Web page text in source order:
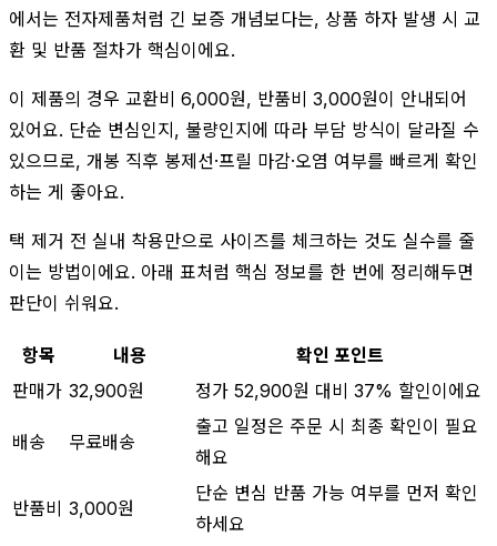
에서는 전자제품처럼 긴 보증 개념보다는, 상품 하자 발생 시 교
환 및 반품 절차가 핵심이에요.
이 제품의 경우 교환비 6,000원, 반품비 3,000원이 안내되어
있어요. 단순 변심인지, 불량인지에 따라 부담 방식이 달라질 수
있으므로, 개봉 직후 봉제선·프릴 마감·오염 여부를 빠르게 확인
하는 게 좋아요.
택 제거 전 실내 착용만으로 사이즈를 체크하는 것도 실수를 줄
이는 방법이에요. 아래 표처럼 핵심 정보를 한 번에 정리해두면
판단이 쉬워요.
항목 내용
확인 포인트
판매가 32,900원 정가 52,900원 대비 37% 할인이에요
배송 무료배송
출고 일정은 주문 시 최종 확인이 필요
해요
반품비 3,000원
단순 변심 반품 가능 여부를 먼저 확인
하세요